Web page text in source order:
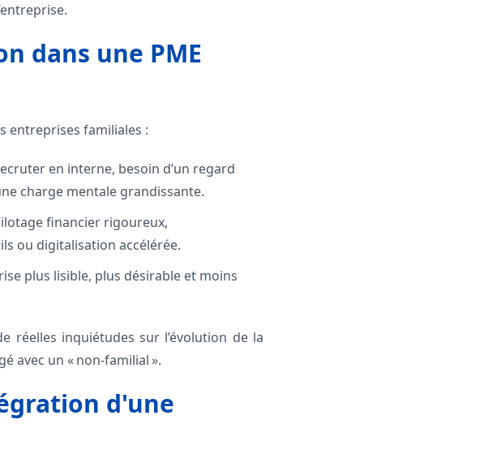
dans une PME
entreprises familiales :
en interne, besoin d’un regard
charge mentale grandissante.
financier rigoureux,
ou digitalisation accélérée.
plus lisible, plus désirable et moins
réelles inquiétudes sur l’évolution de la
avec un « non-familial ».
d'une